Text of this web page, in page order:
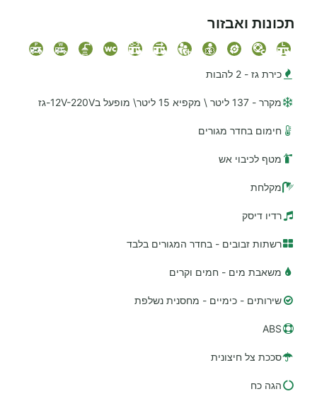
תכונות ואבזור
כירת גז - 2 להבות
מקרר - 137 ליטר \ מקפיא 15 ליטר\ מופעל ב12V-220V-גז
חימום בחדר מגורים
מטף לכיבוי אש
מקלחת
רדיו דיסק
רשתות זבובים - בחדר המגורים בלבד
משאבת מים - חמים וקרים
שירותים - כימיים - מחסנית נשלפת
ABS
סככת צל חיצונית
הגה כח